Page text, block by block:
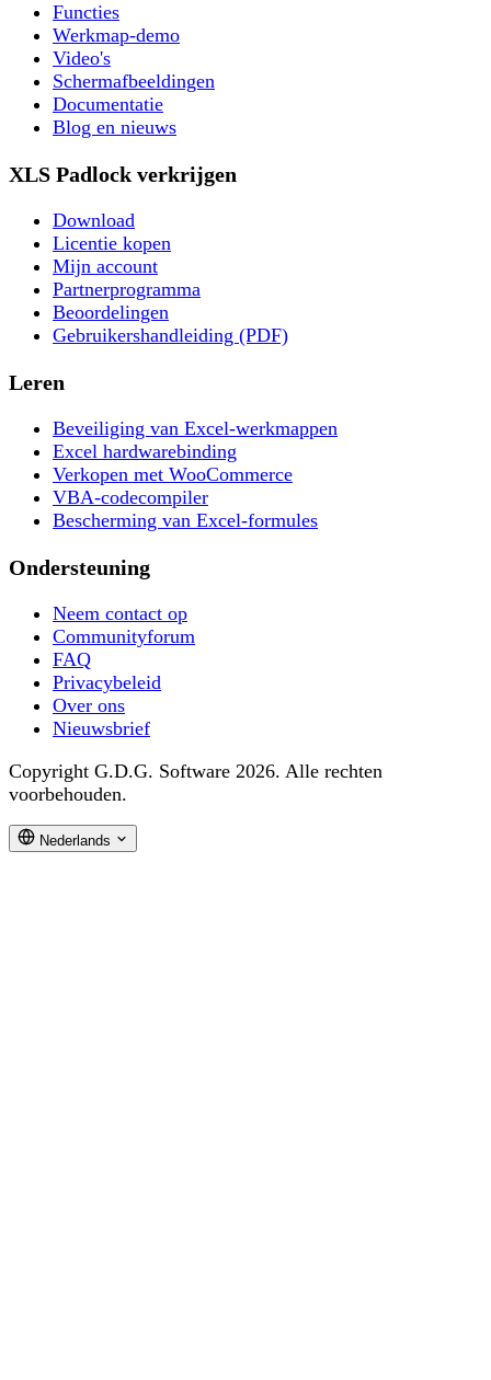
Functies
Werkmap-demo
Video's
Schermafbeeldingen
Documentatie
Blog en nieuws
XLS Padlock verkrijgen
Download
Licentie kopen
Mijn account
Partnerprogramma
Beoordelingen
Gebruikershandleiding (PDF)
Leren
Beveiliging van Excel-werkmappen
Excel hardwarebinding
Verkopen met WooCommerce
VBA-codecompiler
Bescherming van Excel-formules
Ondersteuning
Neem contact op
Communityforum
FAQ
Privacybeleid
Over ons
Nieuwsbrief
Copyright G.D.G. Software 2026. Alle rechten
voorbehouden.
Nederlands